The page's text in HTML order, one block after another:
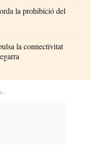
la prohibició del
la connectivitat
-